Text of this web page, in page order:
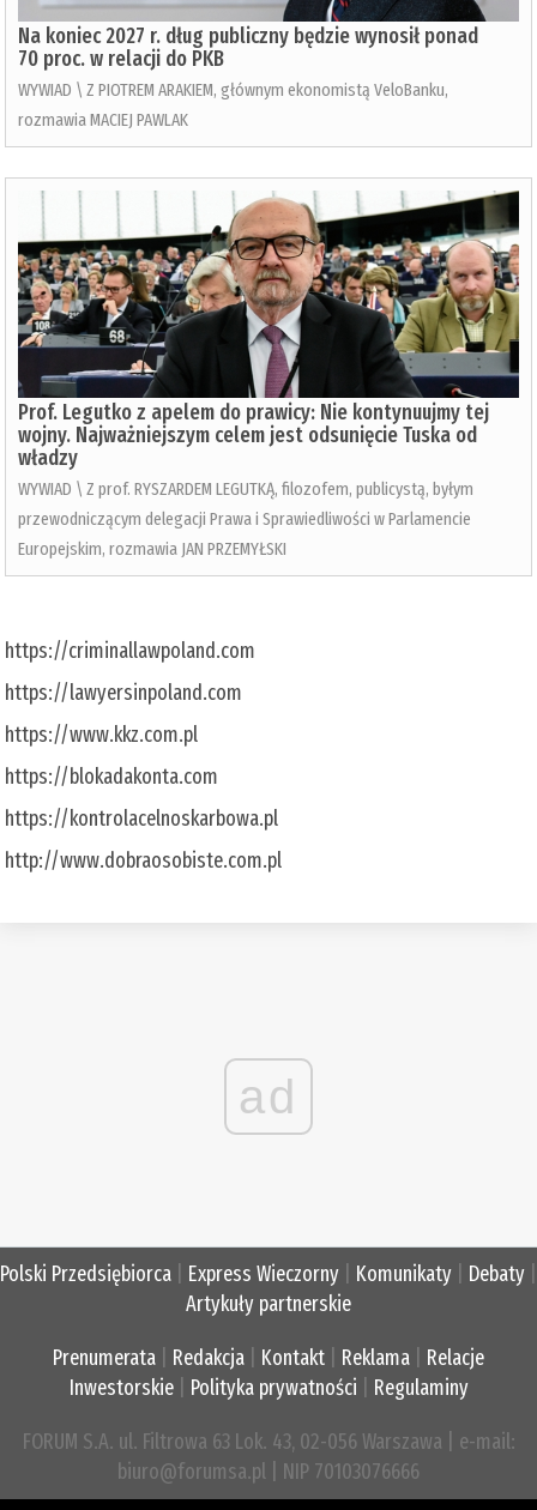
Na koniec 2027 r. dług publiczny będzie wynosił ponad
70 proc. w relacji do PKB
WYWIAD \ Z PIOTREM ARAKIEM, głównym ekonomistą VeloBanku,
rozmawia MACIEJ PAWLAK
Prof. Legutko z apelem do prawicy: Nie kontynuujmy tej
wojny. Najważniejszym celem jest odsunięcie Tuska od
władzy
WYWIAD \ Z prof. RYSZARDEM LEGUTKĄ, filozofem, publicystą, byłym
przewodniczącym delegacji Prawa i Sprawiedliwości w Parlamencie
Europejskim, rozmawia JAN PRZEMYŁSKI
https://criminallawpoland.com
https://lawyersinpoland.com
https://www.kkz.com.pl
https://blokadakonta.com
https://kontrolacelnoskarbowa.pl
http://www.dobraosobiste.com.pl
ad
Polski Przedsiębiorca Express Wieczorny Komunikaty Debaty
Artykuły partnerskie
Prenumerata Redakcja Kontakt Reklama
Relacje
Inwestorskie| Polityka prywatności Regulaminy
FORUM S.A. ul. Filtrowa 63 Lok. 43, 02-056 Warszawa | e-mail:
biuro@forumsa.pl | NIP 70103076666